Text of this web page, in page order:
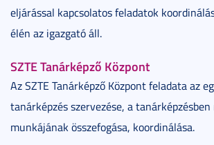
eljárással kapcsolatos feladatok
élén az igazgató áll.
SZTE Tanárképző Központ
Az SZTE Tanárképző Központ feladata az
tanárképzés szervezése, a
munkájának összefogása, koordinálása.